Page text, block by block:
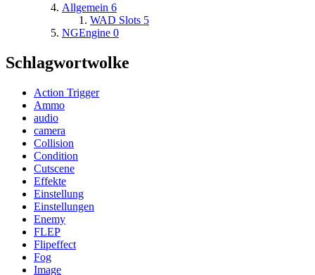
Allgemein 6
WAD Slots 5
NGEngine 0
Schlagwortwolke
Action Trigger
Ammo
audio
camera
Collision
Condition
Cutscene
Effekte
Einstellung
Einstellungen
Enemy
FLEP
Flipeffect
Fog
Image